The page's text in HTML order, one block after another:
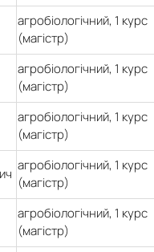
агробіологічний, 1 курс
(магістр)
агробіологічний, 1 курс
(магістр)
агробіологічний, 1 курс
(магістр)
агробіологічний, 1 курс
(магістр)
агробіологічний, 1 курс
(магістр)